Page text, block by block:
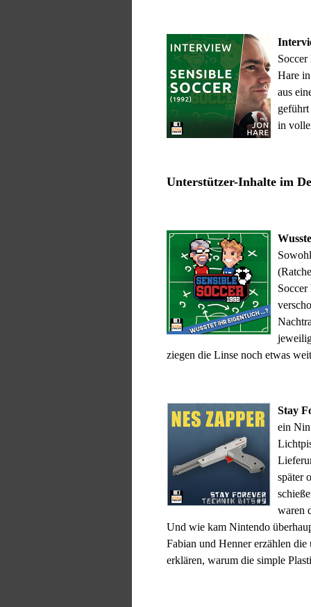
Hare
aus
in
Unterstützer-Inhalte im
ziegen die Linse noch etwas
Stay
ein
später
waren
Und wie kam Nintendo
Fabian und Henner erzählen die
erklären, warum die simple